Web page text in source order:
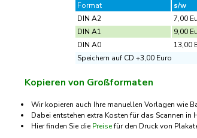
Format s/w
Speichern auf CD +3,00 Euro
DIN A2 7,00
DIN A1
9,00
DIN A0
13,00
Kopieren von Großformaten
Wir kopieren auch Ihre manuellen Vorlagen wie
Dabei entstehen extra Kosten für das Scannen in
Hier finden Sie die Preisefür den Druck von